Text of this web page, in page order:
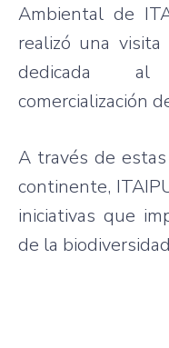
Ambiental de
realizó una visita
dedicada al
comercialización
A través de
continente,
iniciativas que
de la